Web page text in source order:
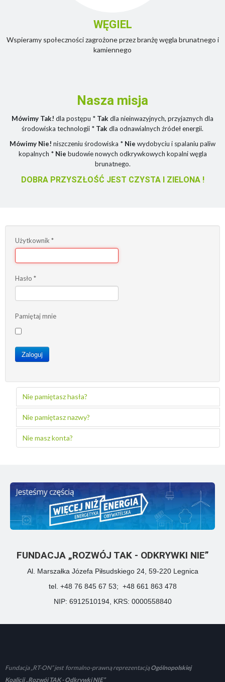
WĘGIEL
Wspieramy społeczności zagrożone przez branżę węgla brunatnego i
kamiennego
Nasza misja
Mówimy Tak! dla postępu * Tak dla nieinwazyjnych, przyjaznych dla
środowiska technologii * Tak dla odnawialnych źródeł energii.
Mówimy Nie! niszczeniu środowiska * Nie wydobyciu i spalaniu paliw
kopalnych * Nie budowie nowych odkrywkowych kopalni węgla
brunatnego.
DOBRA PRZYSZŁOŚĆ JEST CZYSTA I ZIELONA !
Użytkownik *
Hasło *
Pamiętaj mnie
Zaloguj
Nie pamiętasz hasła?
Nie pamiętasz nazwy?
Nie masz konta?
FUNDACJA „ROZWÓJ TAK - ODKRYWKI NIE”
Al. Marszałka Józefa Piłsudskiego 24, 59-220 Legnica
tel. +48 76 845 67 53; +48 661 863 478
NIP: 6912510194, KRS: 0000558840
Fundacja „RT-ON” jest formalno-prawną reprezentacjąOgólnopolskiej
Koalicji „Rozwój TAK - Odkrywki NIE”